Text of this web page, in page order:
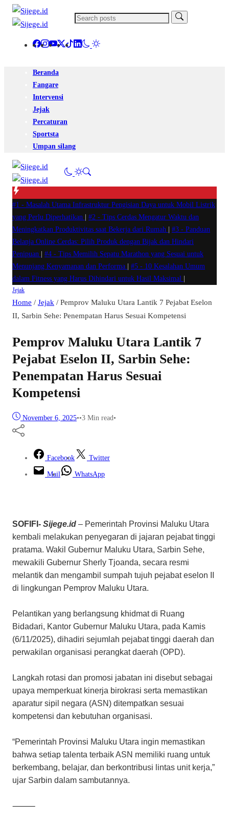
Beranda
Fangare
Intervensi
Jejak
Percaturan
Sportsta
Umpan silang
#1 - Masalah Utama Infrastruktur Pengisian Daya untuk Mobil Listrik
yang Perlu Diperhatikan
#2 - Tips Cerdas Mengatur Waktu dan
Meningkatkan Produktivitas saat Bekerja dari Rumah
#3 - Panduan
Belanja Online Cerdas: Pilih Produk dengan Bijak dan Hindari
Penipuan
#4 - Tips Memilih Sepatu Marathon yang Sesuai untuk
Menunjang Kenyamanan dan Performa
#5 - 10 Kesalahan Umum
dalam Fitness yang Harus Dihindari untuk Hasil Maksimal
Jejak
Home / Jejak / Pemprov Maluku Utara Lantik 7 Pejabat Eselon
II, Sarbin Sehe: Penempatan Harus Sesuai Kompetensi
Pemprov Maluku Utara Lantik 7
Pejabat Eselon II, Sarbin Sehe:
Penempatan Harus Sesuai
Kompetensi
November 6, 2025••3 Min read•
Facebook Twitter
Mail WhatsApp
SOFIFI- Sijege.id – Pemerintah Provinsi Maluku Utara
kembali melakukan penyegaran di jajaran pejabat tinggi
pratama. Wakil Gubernur Maluku Utara, Sarbin Sehe,
mewakili Gubernur Sherly Tjoanda, secara resmi
melantik dan mengambil sumpah tujuh pejabat eselon II
di lingkungan Pemprov Maluku Utara.
Pelantikan yang berlangsung khidmat di Ruang
Bidadari, Kantor Gubernur Maluku Utara, pada Kamis
(6/11/2025), dihadiri sejumlah pejabat tinggi daerah dan
perwakilan organisasi perangkat daerah (OPD).
Langkah rotasi dan promosi jabatan ini disebut sebagai
upaya memperkuat kinerja birokrasi serta memastikan
aparatur sipil negara (ASN) ditempatkan sesuai
kompetensi dan kebutuhan organisasi.
“Pemerintah Provinsi Maluku Utara ingin memastikan
bahwa setiap talenta terbaik ASN memiliki ruang untuk
berkembang, belajar, dan berkontribusi lintas unit kerja,”
ujar Sarbin dalam sambutannya.
⸻